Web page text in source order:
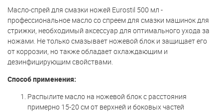
Масло-спрей для смазки ножей Eurostil 500 мл -
профессиональное масло со спреем для смазки машинок для
стрижки, необходимый аксессуар для оптимального ухода за
ножами. Не только смазывает ножевой блок и защищает его
от коррозии, но также обладает охлаждающим и
дезинфицирующим свойствами.
Способ применения:
Распылите масло на ножевой блок с расстояния
примерно 15-20 см от верхней и боковых частей